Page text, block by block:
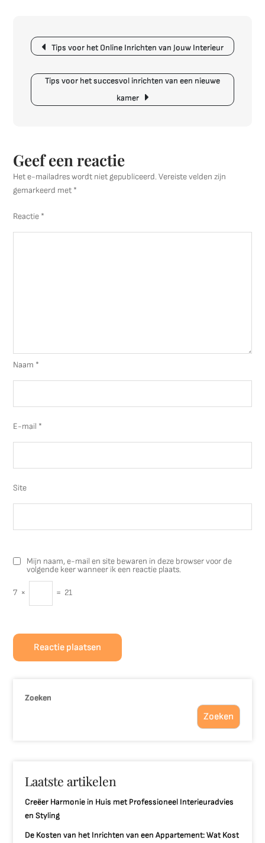
het
Interieur
2019
Berichtnavigatie
Tips voor het Online Inrichten van Jouw Interieur
Tips voor het succesvol inrichten van een nieuwe
kamer
Geef een reactie
Het e-mailadres wordt niet gepubliceerd. Vereiste velden zijn
gemarkeerd met *
Reactie *
Naam *
E-mail *
Site
Mijn naam, e-mail en site bewaren in deze browser voor de
volgende keer wanneer ik een reactie plaats.
7 × = 21
Zoeken
Zoeken
Laatste artikelen
Creëer Harmonie in Huis met Professioneel Interieuradvies
en Styling
De Kosten van het Inrichten van een Appartement: Wat Kost